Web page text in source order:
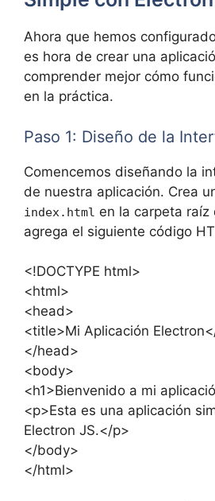
Ahora que hemos
es hora de crear una
comprender mejor cómo
en la práctica.
Paso 1: Diseño de la
Comencemos diseñando la
de nuestra aplicación. Crea
index.html en la carpeta
agrega el siguiente código
<!DOCTYPE html>
<html>
<head>
<title>Mi Aplicación
</head>
<body>
<h1>Bienvenido a mi
<p>Esta es una aplicación
Electron JS.</p>
</body>
</html>